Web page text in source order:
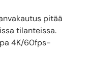
pitää
tilanteissa.
4K/60fps-